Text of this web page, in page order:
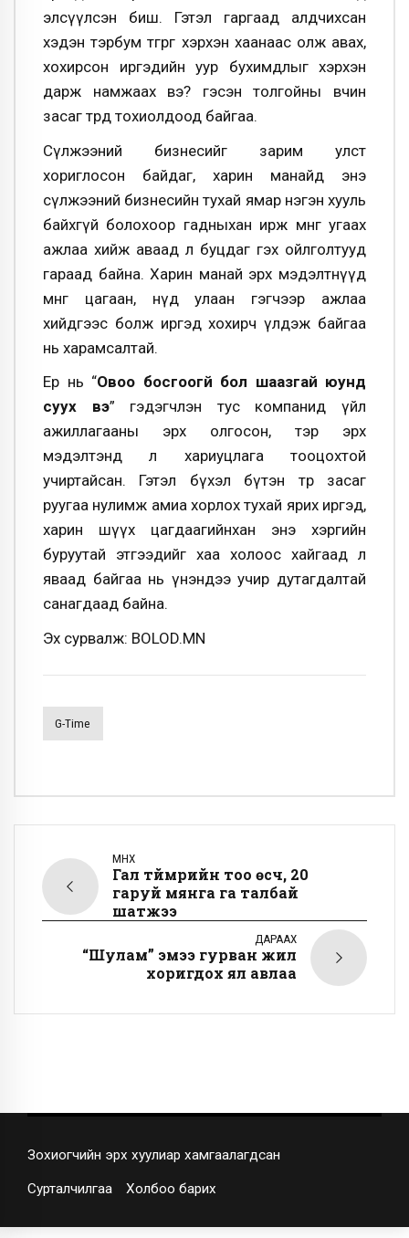
элсүүлсэн биш. Гэтэл гаргаад алдчихсан
хэдэн тэрбум төгрөгөө хэрхэн хаанаас олж авах,
хохирсон иргэдийн уур бухимдлыг хэрхэн
дарж намжаах вэ? гэсэн толгойны өвчин
засаг төрд тохиолдоод байгаа.
Сүлжээний бизнесийг зарим улст
хориглосон байдаг, харин манайд энэ
сүлжээний бизнесийн тухай ямар нэгэн хууль
байхгүй болохоор гадныхан ирж мөнгө угаах
ажлаа хийж аваад л буцдаг гэх ойлголтууд
гараад байна. Харин манай эрх мэдэлтнүүд
мөнгө цагаан, нүд улаан гэгчээр ажлаа
хийдгээс болж иргэд хохирч үлдэж байгаа
нь харамсалтай.
Ер нь “Овоо босгоогүй бол шаазгай юунд
суух вэ” гэдэгчлэн тус компанид үйл
ажиллагааны эрх олгосон, тэр эрх
мэдэлтэнд л хариуцлага тооцохтой
учиртайсан. Гэтэл бүхэл бүтэн төр засаг
руугаа нулимж амиа хорлох тухай ярих иргэд,
харин шүүх цагдаагийнхан энэ хэргийн
буруутай этгээдийг хаа холоос хайгаад л
яваад байгаа нь үнэндээ учир дутагдалтай
санагдаад байна.
Эх сурвалж: BOLOD.MN
G-Time
ӨМНӨХ
Гал түймрийн тоо өсч, 20
гаруй мянга га талбай
шатжээ
ДАРААХ
“Шулам” эмээ гурван жил
хоригдох ял авлаа
Зохиогчийн эрх хуулиар хамгаалагдсан
Сурталчилгаа Холбоо барих